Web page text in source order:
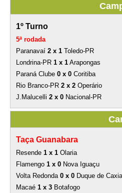
1º Turno
5ª rodada
Paranavaí 2 x 1Toledo-PR
Londrina-PR 1 x 1Arapongas
Paraná Clube 0 x 0Coritiba
Rio Branco-PR 2 x 2Operário
J.Malucelli 2 x 0Nacional-PR
Taça Guanabara
Resende 1 x 1Olaria
Flamengo 1 x 0Nova Iguaçu
Volta Redonda 0 x 0Duque de
Macaé 1 x 3Botafogo